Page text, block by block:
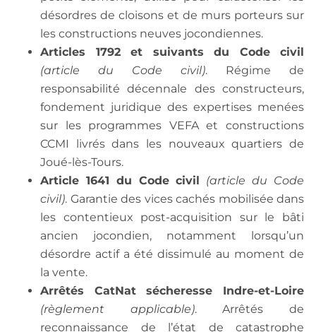
désordres de cloisons et de murs porteurs sur
les constructions neuves jocondiennes.
Articles 1792 et suivants du Code civil
(article du Code civil). Régime de
responsabilité décennale des constructeurs,
fondement juridique des expertises menées
sur les programmes VEFA et constructions
CCMI livrés dans les nouveaux quartiers de
Joué-lès-Tours.
Article 1641 du Code civil
(article du Code
civil). Garantie des vices cachés mobilisée dans
les contentieux post-acquisition sur le bâti
ancien jocondien, notamment lorsqu’un
désordre actif a été dissimulé au moment de
la vente.
Arrêtés CatNat sécheresse Indre-et-Loire
(règlement applicable). Arrêtés de
reconnaissance de l’état de catastrophe